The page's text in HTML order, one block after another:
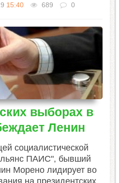
15:40 689 0
выборах в
Ленин
социалистической
ПАИС", бывший
Морено лидирует во
на президентских